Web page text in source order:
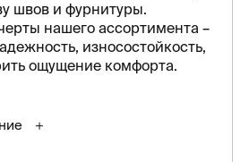
швов и фурнитуры.
нашего ассортимента –
износостойкость,
ощущение комфорта.